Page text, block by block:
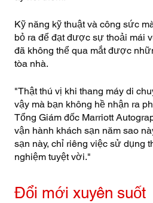
Kỹ năng kỹ thuật và công sức
bỏ ra để đạt được sự thoải mái
đã không thể qua mắt được
tòa nhà.
"Thật thú vị khi thang máy di
vậy mà bạn không hề nhận ra
Tổng Giám đốc Marriott
vận hành khách sạn năm sao
sạn này, chỉ riêng việc sử dụng
nghiệm tuyệt vời."
Đổi mới xuyên suốt